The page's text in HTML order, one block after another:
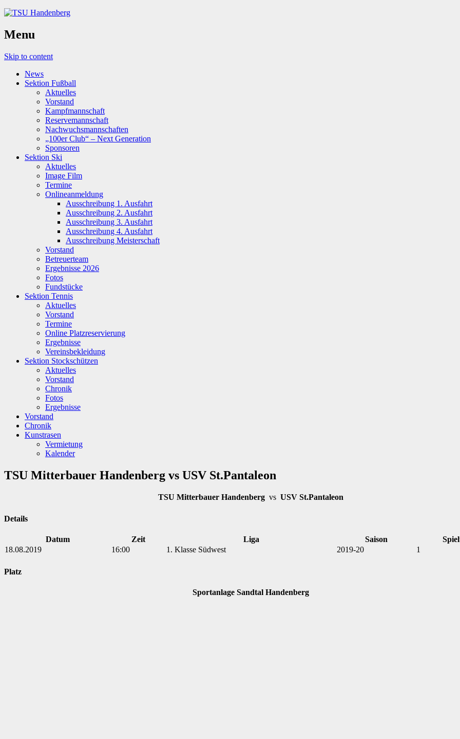
Menu
Skip to content
News
Sektion Fußball
Aktuelles
Vorstand
Kampfmannschaft
Reservemannschaft
Nachwuchsmannschaften
„100er Club“ – Next Generation
Sponsoren
Sektion Ski
Aktuelles
Image Film
Termine
Onlineanmeldung
Ausschreibung 1. Ausfahrt
Ausschreibung 2. Ausfahrt
Ausschreibung 3. Ausfahrt
Ausschreibung 4. Ausfahrt
Ausschreibung Meisterschaft
Vorstand
Betreuerteam
Ergebnisse 2026
Fotos
Fundstücke
Sektion Tennis
Aktuelles
Vorstand
Termine
Online Platzreservierung
Ergebnisse
Vereinsbekleidung
Sektion Stockschützen
Aktuelles
Vorstand
Chronik
Fotos
Ergebnisse
Vorstand
Chronik
Kunstrasen
Vermietung
Kalender
TSU Mitterbauer Handenberg vs USV St.Pantaleon
TSU Mitterbauer Handenberg vs USV St.Pantaleon
Details
Datum Zeit Liga Saison
18.08.2019
16:00 1. Klasse Südwest 2019-20 1
Platz
Sportanlage Sandtal Handenberg